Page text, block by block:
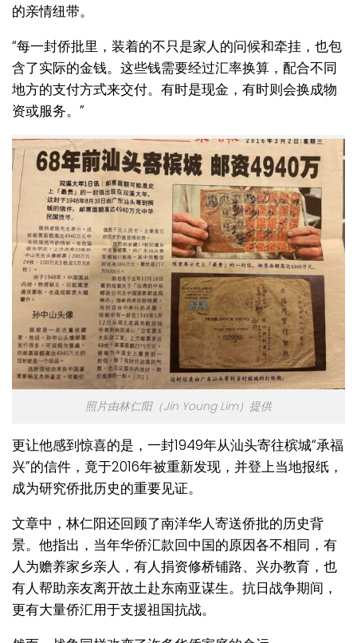
的亲情纽带。
“每一封侨批里，装着的不只是家人的问候和牵挂，也包
含了实际的金钱。这些钱需要经过汇率换算，配合不同
地方的支付方式来交付。有时是现金，有时则会换成物
资或服务。”
照片由林仁阳（Jin Young Lim）提供
更让他感到惊喜的是，一封1949年从汕头寄往槟城“承福
兴”的信件，竟于2016年被重新发现，并登上当地报纸，
成为研究侨批历史的重要见证。
文章中，林仁阳还回顾了南洋华人寄送侨批的历史背
景。他指出，当年华侨汇款回中国的原因各不相同，有
人为赡养家乡亲人，有人捐资修桥铺路、兴办教育，也
有人帮助亲友离开故土赴东南亚谋生。抗日战争期间，
更有大量侨汇用于支援祖国抗战。